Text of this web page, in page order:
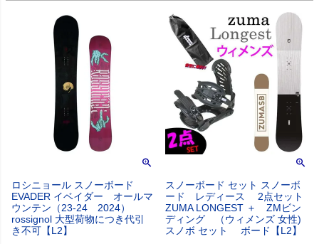
ロシニョール スノーボード
EVADER イベイダー オールマ
ウンテン（23-24 2024）
rossignol 大型荷物につき代引
き不可【L2】
スノーボード セット スノーボ
ード レディース 2点セット
ZUMA LONGEST ＋ ZMビン
ディング （ウィメンズ 女性)
スノボ セット ボード【L2】